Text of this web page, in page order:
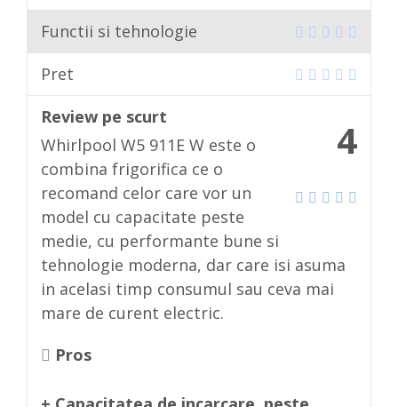
Functii si tehnologie
Pret
4
Review pe scurt
Whirlpool W5 911E W este o
combina frigorifica ce o
recomand celor care vor un
model cu capacitate peste
medie, cu performante bune si
tehnologie moderna, dar care isi asuma
in acelasi timp consumul sau ceva mai
mare de curent electric.
Pros